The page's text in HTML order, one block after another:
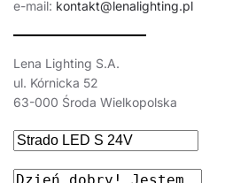
e-mail: kontakt@lenalighting.pl
Lena Lighting S.A.
ul. Kórnicka 52
63-000 Środa Wielkopolska